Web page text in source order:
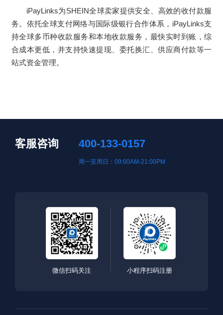
iPayLinks为SHEIN全球卖家提供安全、高效的收付款服
务。依托全球支付网络与国际级银行合作体系，iPayLinks支
持全球多币种收款服务和本地收款服务，最快实时到账，综
合成本更低，并支持快速提现、委托换汇、供应商付款等一
站式资金管理。
客服咨询 400-133-0157
周一至周日：09:00AM-21:00PM
微信扫码关注 小程序扫码注册